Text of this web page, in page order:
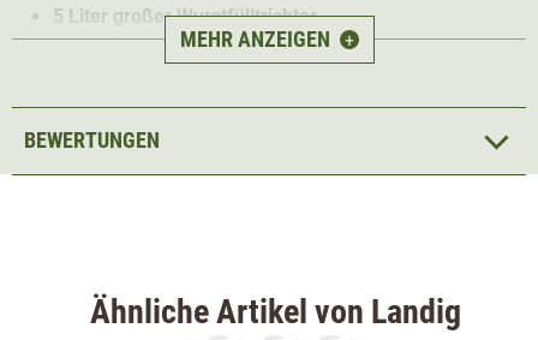
5 Liter großer Wurstfülltrichter
Rostfreier Edelstahl
Einfache Reinigung
Kolben mit Entlüftungsventil
5 Edelstahl-Wurstfülltrichter inklusive
dank Hemmfüßchen hat er auch auf glatten Oberflächen
optimalen Halt. Alle Teile sind aus hochwertigem
MEHR ANZEIGEN +
BEWERTUNGEN
Ähnliche Artikel von Landig